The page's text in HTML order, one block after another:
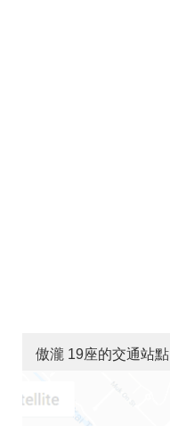
傲瀧 19座的交通站點